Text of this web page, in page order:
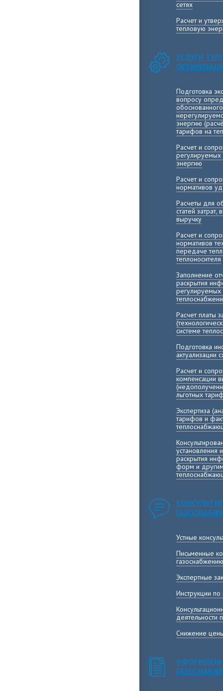
сетях
Расчет и
тепловую
УСЛУГИ
Подготовка
вопросу
энергию
тарифов на
Расчет и
энергию
Расчет и
нормативов
Расчеты для
статей
выручку
Расчет и
нормативов
передаче
теплоносителя
Заполнение
раскрытия
Расчет платы
системе
Подготовка
актуализации
Расчет и
компенсации
льготных
Экспертиза
тарифов и
установления
раскрытия
форм и
Устные
Письменные
газоснабжению
Экспертные
Инструкции
деятельности
Снижение